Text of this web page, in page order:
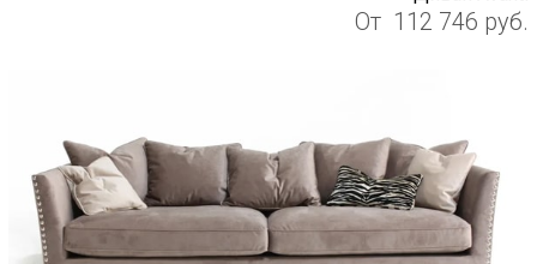
От 112 746 руб.